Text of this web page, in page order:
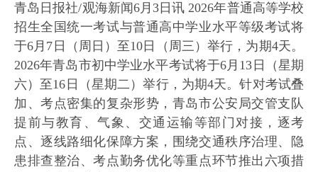
青岛日报社/观海新闻6月3日讯 2026年普通高等学校
招生全国统一考试与普通高中学业水平等级考试将
于6月7日（周日）至10日（周三）举行，为期4天。
2026年青岛市初中学业水平考试将于6月13日（星期
六）至16日（星期二）举行，为期4天。针对考试叠
加、考点密集的复杂形势，青岛市公安局交管支队
提前与教育、气象、交通运输等部门对接，逐考
点、逐线路细化保障方案，围绕交通秩序治理、隐
患排查整治、考点勤务优化等重点环节推出六项措